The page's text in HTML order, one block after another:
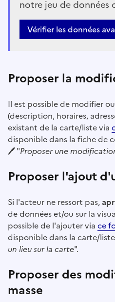
notre jeu de données
Vérifier les données
Ouvre une nouvelle
Proposer la
Il est possible de modifier
(description, horaires,
existant de la carte/liste via
disponible dans la fiche de
🖊️ "Proposer une
Proposer l'ajout
Si l'acteur ne ressort pas,
de données et/ou sur la
possible de l'ajouter via ce
disponible dans la carte/
un lieu sur la carte".
Proposer des
masse